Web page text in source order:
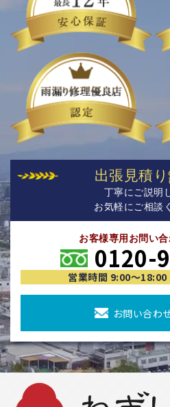
出張見積り
丁寧にご説明
お気軽にご相談
お客様専用お問い
0120-
営業時間 9:00〜18:00
お問い合わ